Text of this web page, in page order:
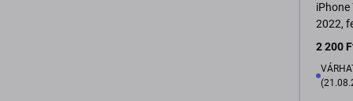
iPhone
2022,
2 200